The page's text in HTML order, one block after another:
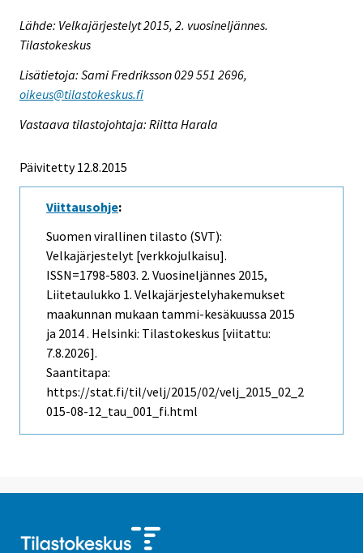
Lähde: Velkajärjestelyt 2015, 2. vuosineljännes.
Tilastokeskus
Lisätietoja: Sami Fredriksson 029 551 2696,
oikeus@tilastokeskus.fi
Vastaava tilastojohtaja: Riitta Harala
Päivitetty 12.8.2015
Viittausohje:
Suomen virallinen tilasto (SVT):
Velkajärjestelyt [verkkojulkaisu].
ISSN=1798-5803. 2. Vuosineljännes 2015,
Liitetaulukko 1. Velkajärjestelyhakemukset
maakunnan mukaan tammi-kesäkuussa 2015
ja 2014 . Helsinki: Tilastokeskus [viitattu:
7.8.2026].
Saantitapa:
https://stat.fi/til/velj/2015/02/velj_2015_02_2
015-08-12_tau_001_fi.html